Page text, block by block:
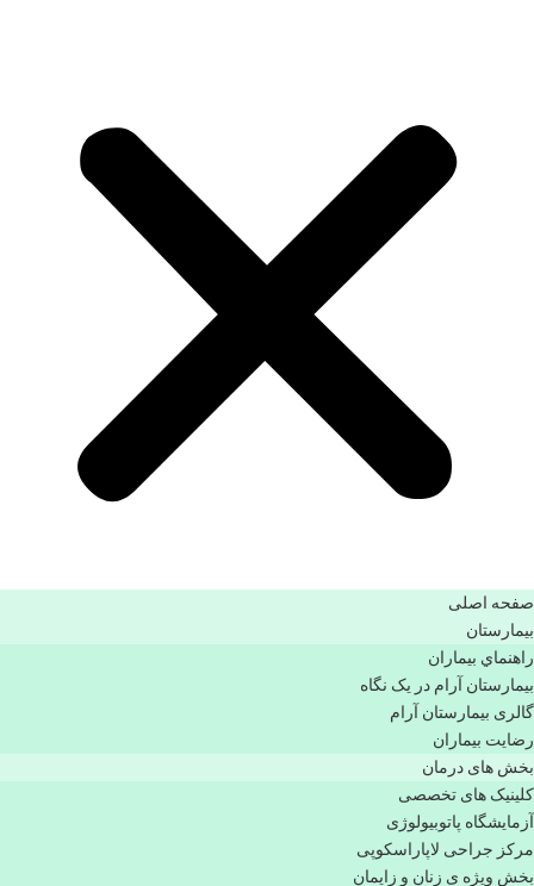
صفحه اصلی
بيمارستان
راهنماي بیماران
بیمارستان آرام در یک نگاه
گالری بیمارستان آرام
رضایت بیماران
بخش های درمان
کلینیک های تخصصی
آزمایشگاه پاتوبیولوژی
مرکز جراحی لاپاراسکوپی
بخش ویژه ی زنان و زایمان